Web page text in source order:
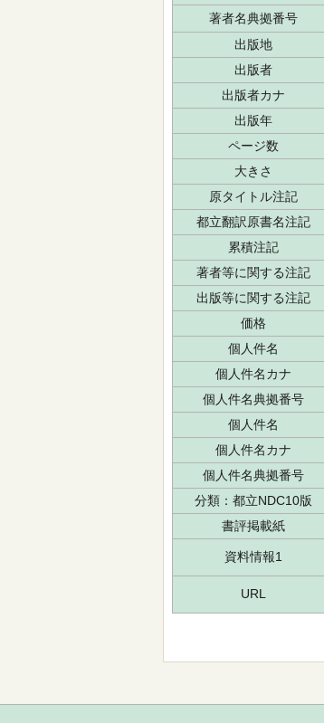
著者名典拠番号
出版地
出版者
出版者カナ
出版年
ページ数
大きさ
原タイトル注記
都立翻訳原書名注記
累積注記
著者等に関する注記
出版等に関する注記
価格
個人件名
個人件名カナ
個人件名典拠番号
個人件名
個人件名カナ
個人件名典拠番号
分類：都立NDC10版
書評掲載紙
資料情報1
URL